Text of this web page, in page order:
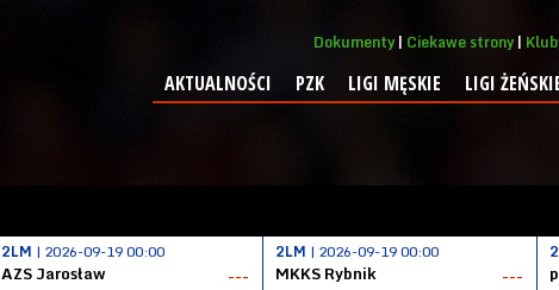
Dokumenty Ciekawe strony
AKTUALNOŚCI PZK LIGI MĘSKIE LIGI
2LM | 2026-09-19 00:00
AZS Jarosław
---
2LM | 2026-09-19 00:00
MKKS Rybnik
---